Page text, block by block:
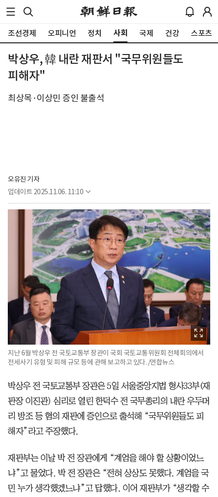
조선경제 오피니언 정치 사회 국제 건강 스포츠
박상우, 韓 내란 재판서 "국무위원들도
피해자"
최상목·이상민 증인 불출석
오유진 기자
업데이트 2025.11.06. 11:10
지난 6월 박상우 전 국토교통부 장관이 국회 국토교통위원회 전체회의에서
전세사기 유형 및 피해 규모 등에 관해 보고하고 있다. /연합뉴스
박상우 전 국토교통부 장관은 5일 서울중앙지법 형사33부(재
판장 이진관) 심리로 열린 한덕수 전 국무총리의 내란 우두머
리 방조 등 혐의 재판에 증인으로 출석해 “국무위원들도 피
해자”라고 주장했다.
재판부는 이날 박 전 장관에게 “계엄을 해야 할 상황이었느
냐”고 물었다. 박 전 장관은 “전혀 상상도 못했다. 계엄을 국
민 누가 생각했겠느냐”고 답했다. 이어 재판부가 “생각할 수